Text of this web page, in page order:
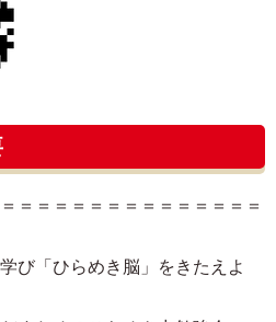
＝＝＝＝＝＝＝＝＝＝＝＝＝＝
び「ひらめき脳」をきたえよ